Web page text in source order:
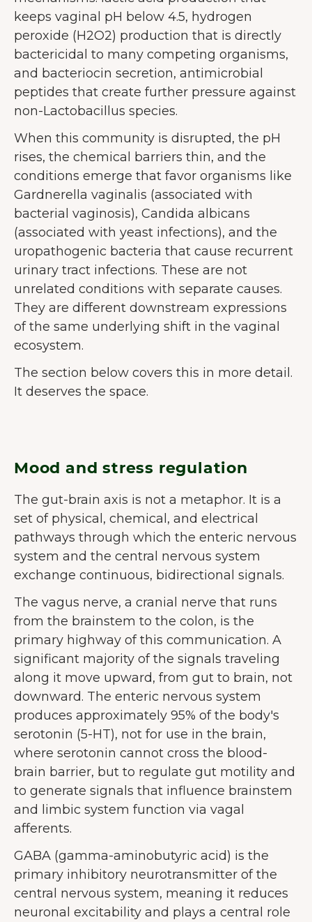
keeps vaginal pH below 4.5, hydrogen
peroxide (H2O2) production that is directly
bactericidal to many competing organisms,
and bacteriocin secretion, antimicrobial
peptides that create further pressure against
non-Lactobacillus species.
When this community is disrupted, the pH
rises, the chemical barriers thin, and the
conditions emerge that favor organisms like
Gardnerella vaginalis (associated with
bacterial vaginosis), Candida albicans
(associated with yeast infections), and the
uropathogenic bacteria that cause recurrent
urinary tract infections. These are not
unrelated conditions with separate causes.
They are different downstream expressions
of the same underlying shift in the vaginal
ecosystem.
The section below covers this in more detail.
It deserves the space.
Mood and stress regulation
The gut-brain axis is not a metaphor. It is a
set of physical, chemical, and electrical
pathways through which the enteric nervous
system and the central nervous system
exchange continuous, bidirectional signals.
The vagus nerve, a cranial nerve that runs
from the brainstem to the colon, is the
primary highway of this communication. A
significant majority of the signals traveling
along it move upward, from gut to brain, not
downward. The enteric nervous system
produces approximately 95% of the body's
serotonin (5-HT), not for use in the brain,
where serotonin cannot cross the blood-
brain barrier, but to regulate gut motility and
to generate signals that influence brainstem
and limbic system function via vagal
afferents.
GABA (gamma-aminobutyric acid) is the
primary inhibitory neurotransmitter of the
central nervous system, meaning it reduces
neuronal excitability and plays a central role
gebruikerservaring te verbeteren.
Meer over cookies
Alles accepteren
Alleen noodzakelijke
accepteren
Aanpassen